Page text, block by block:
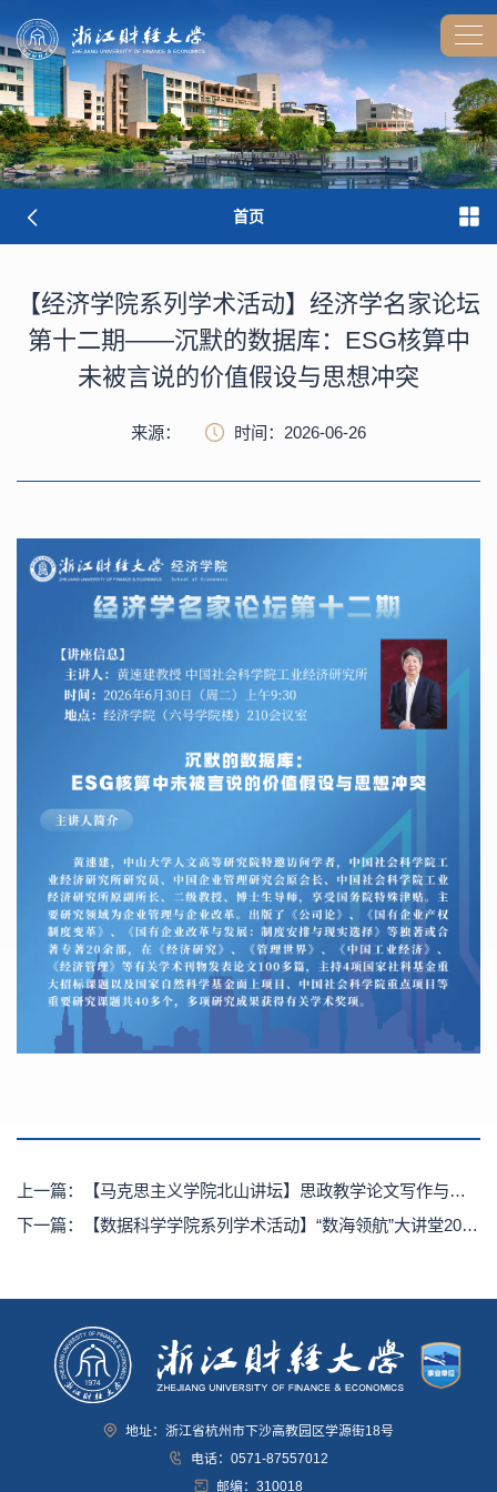
首页
【经济学院系列学术活动】经济学名家论坛
第十二期——沉默的数据库：ESG核算中
未被言说的价值假设与思想冲突
来源： 时间：2026-06-26
上一篇：
【马克思主义学院北山讲坛】思政教学论文写作与国家社科基金思政专项申报指导
下一篇：
【数据科学学院系列学术活动】“数海领航”大讲堂2026年第12期：面向复杂场景感知的红外-可见光图像融合研究：从边缘增强到振荡状态空间建模
地址：浙江省杭州市下沙高教园区学源街18号
电话：0571-87557012
邮编：310018